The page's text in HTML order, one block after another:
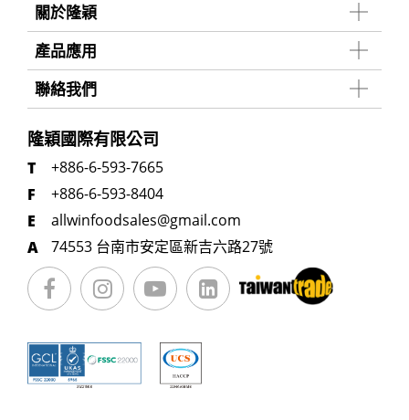
關於隆穎
產品應用
聯絡我們
隆穎國際有限公司
+886-6-593-7665
+886-6-593-8404
allwinfoodsales@gmail.com
74553 台南市安定區新吉六路27號